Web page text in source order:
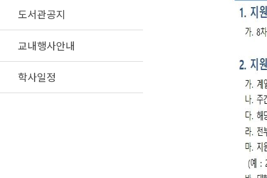
도서관공지
교내행사안내
학사일정